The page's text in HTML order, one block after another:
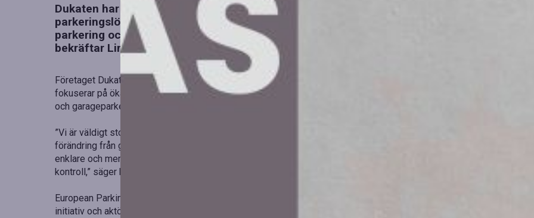
Dukaten har blivit utnämnd till vinnare inom kategorin ”Bästa innovativa
parkeringslösning” vid EPA Awards, Europas mest framstående tävling för
parkering och mobilitet. Priset, som delades ut i Bryssel den 17 september,
bekräftar Linköpings position i framkant av digitala parkeringslösningar.
Företaget Dukaten, i samarbete med Skidata, har tävlat med LinPark, en parkeringslösning som
fokuserar på ökad användarvänlighet, tillgänglighet och hållbarhet. Systemet integrerar både gatu-
och garageparkering, abonnemang, biljettlösa betalningar samt elbilsladdning i en helhetslösning.
”Vi är väldigt stolta över den här utmärkelsen. För oss på Dukaten har det här handlat om verklig
förändring från grunden – vår idé har blivit verklighet! Vi har kunnat erbjuda boende och besökare ett
enklare och mer pålitligt sätt att parkera, samtidigt som vi som operatörer fått bättre insikt och
kontroll,” säger hon.
European Parking Association Awards (EPA Awards) delas ut vartannat år och hyllar framstående
initiativ och aktörer inom parkering och mobilitet. Tävlingen är den mest prestigefyllda i sin kategori